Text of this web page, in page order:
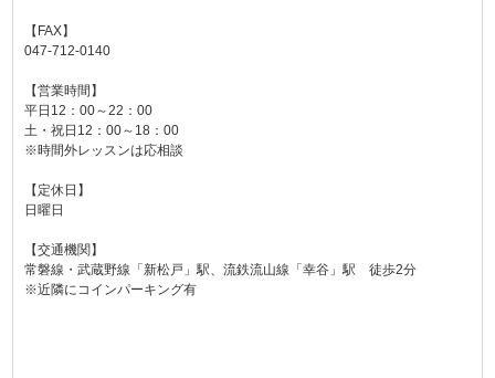
【FAX】
047-712-0140
【営業時間】
平日12：00～22：00
土・祝日12：00～18：00
※時間外レッスンは応相談
【定休日】
日曜日
【交通機関】
常磐線・武蔵野線「新松戸」駅、流鉄流山線「幸谷」駅 徒歩2分
※近隣にコインパーキング有